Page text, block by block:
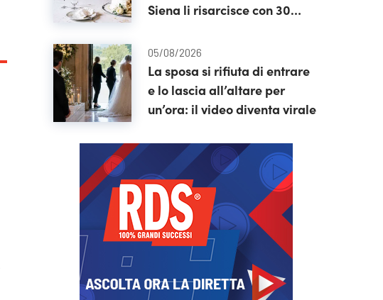
Siena li risarcisce con 30
05/08/2026
La sposa si rifiuta di entrare
e lo lascia all’altare per
un’ora: il video diventa virale